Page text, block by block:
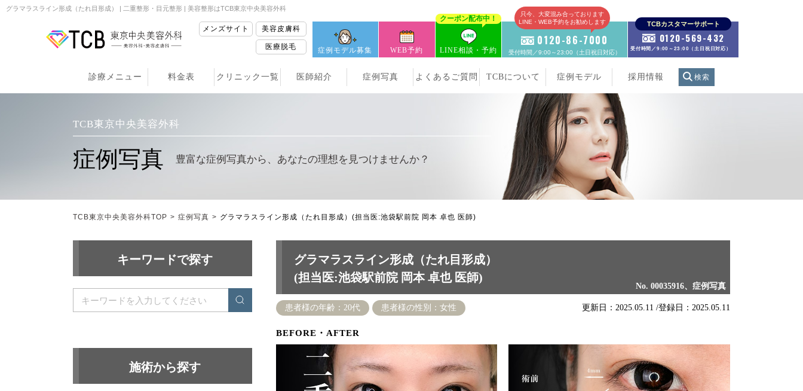
グラマラスライン形成（たれ目形成） | 二重整形・目元整形 | 美容整形はTCB東京中央美容外科
メンズサイト 美容皮膚科
医療脱毛 症例モデル募集 WEB予約
クーポン配布中！
LINE相談・予約
只今、大変混み合っております
LINE・WEB予約をお勧めします
0120-86-7000
受付時間／9:00～23:00（土日祝日対応）
TCBカスタマーサポート
0120-569-432
受付時間／9:00～23:00（土日祝日対応）
診療メニュー 料金表 クリニック一覧 医師紹介 症例写真 よくあるご質問 TCBについて 症例モデル 採用情報 検索
TCB東京中央美容外科
症例写真 豊富な症例写真から、 あなたの理想を見つけませんか？
TCB東京中央美容外科TOP > 症例写真 > グラマラスライン形成（たれ目形成） (担当医:池袋駅前院 岡本 卓也 医師)
キーワードで探す
施術から探す
グラマラスライン形成（たれ目形成）
(担当医:池袋駅前院 岡本 卓也 医師)
No. 00035916、症例写真
患者様の年齢：20代 患者様の性別：女性 更新日：2025.05.11 /登録日：2025.05.11
BEFORE・AFTER